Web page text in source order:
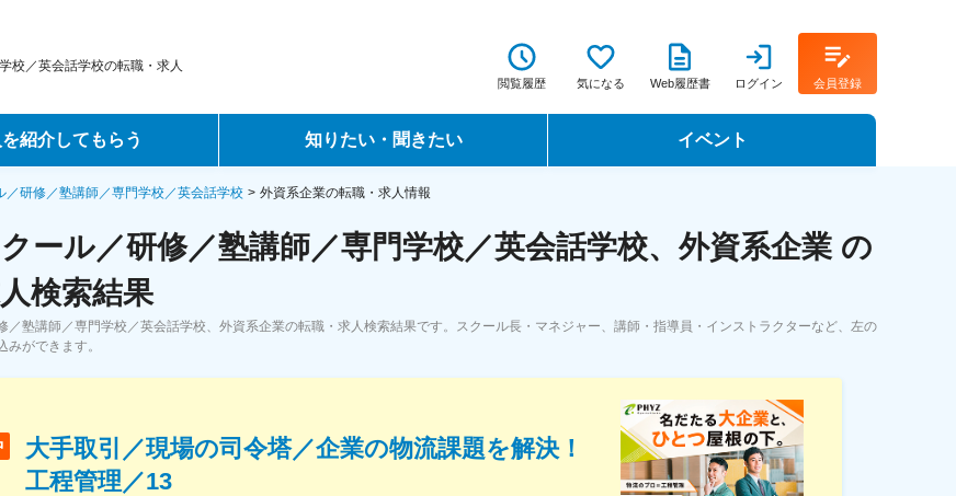
校／英会話学校の転職・求人
閲覧履歴 気になる Web履歴書 ログイン 会員登録
紹介してもらう
サービス
ス
ジェントサービス
知りたい・聞きたい
転職ノウハウ
データで見る転職
イベント
転職フェア
／研修／塾講師／専門学校／英会話学校 外資系企業の転職・求人情報
ール／研修／塾講師／専門学校／英会話学校、外資系企業 の
検索結果
／塾講師／専門学校／英会話学校、外資系企業の転職・求人検索結果です。スクール長・マネジャー、講師・指導員・インストラクターなど、左の
みができます。
大手取引／現場の司令塔／企業の物流課題を解決！
工程管理／13